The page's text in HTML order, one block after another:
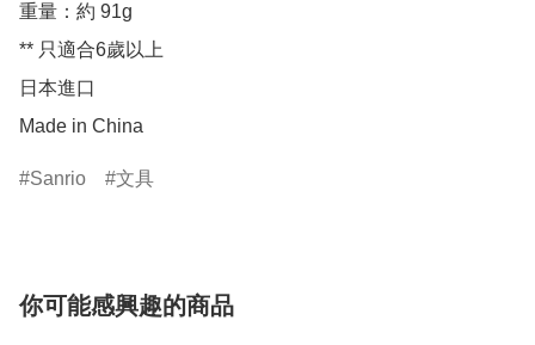
重量：約 91g
** 只適合6歲以上
日本進口
Made in China
Sanrio 文具
你可能感興趣的商品